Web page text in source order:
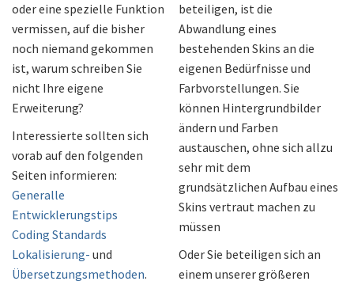
oder eine spezielle Funktion
vermissen, auf die bisher
noch niemand gekommen
ist, warum schreiben Sie
nicht Ihre eigene
Erweiterung?
Interessierte sollten sich
vorab auf den folgenden
Seiten informieren:
Generalle
Entwicklerungstips
Coding Standards
Lokalisierung- und
Übersetzungsmethoden.
beteiligen, ist die
Abwandlung eines
bestehenden Skins an die
eigenen Bedürfnisse und
Farbvorstellungen. Sie
können Hintergrundbilder
ändern und Farben
austauschen, ohne sich allzu
sehr mit dem
grundsätzlichen Aufbau eines
Skins vertraut machen zu
müssen
Oder Sie beteiligen sich an
einem unserer größeren